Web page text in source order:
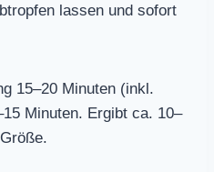
lassen und sofort
15–20 Minuten (inkl.
Minuten. Ergibt ca. 10–